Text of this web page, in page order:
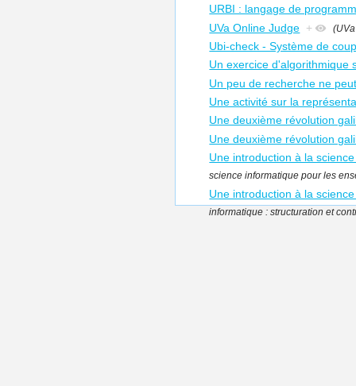
URBI : langage de
UVa Online Judge +
Ubi-check - Système de
Un exercice d'algorithmique
Un peu de recherche ne
Une activité sur la
Une deuxième révolution
Une deuxième révolution
Une introduction à la
science informatique pour les
Une introduction à la
informatique : structuration et